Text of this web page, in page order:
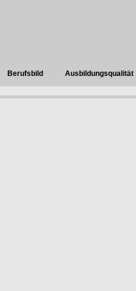
Berufsbild Ausbildungsqualität